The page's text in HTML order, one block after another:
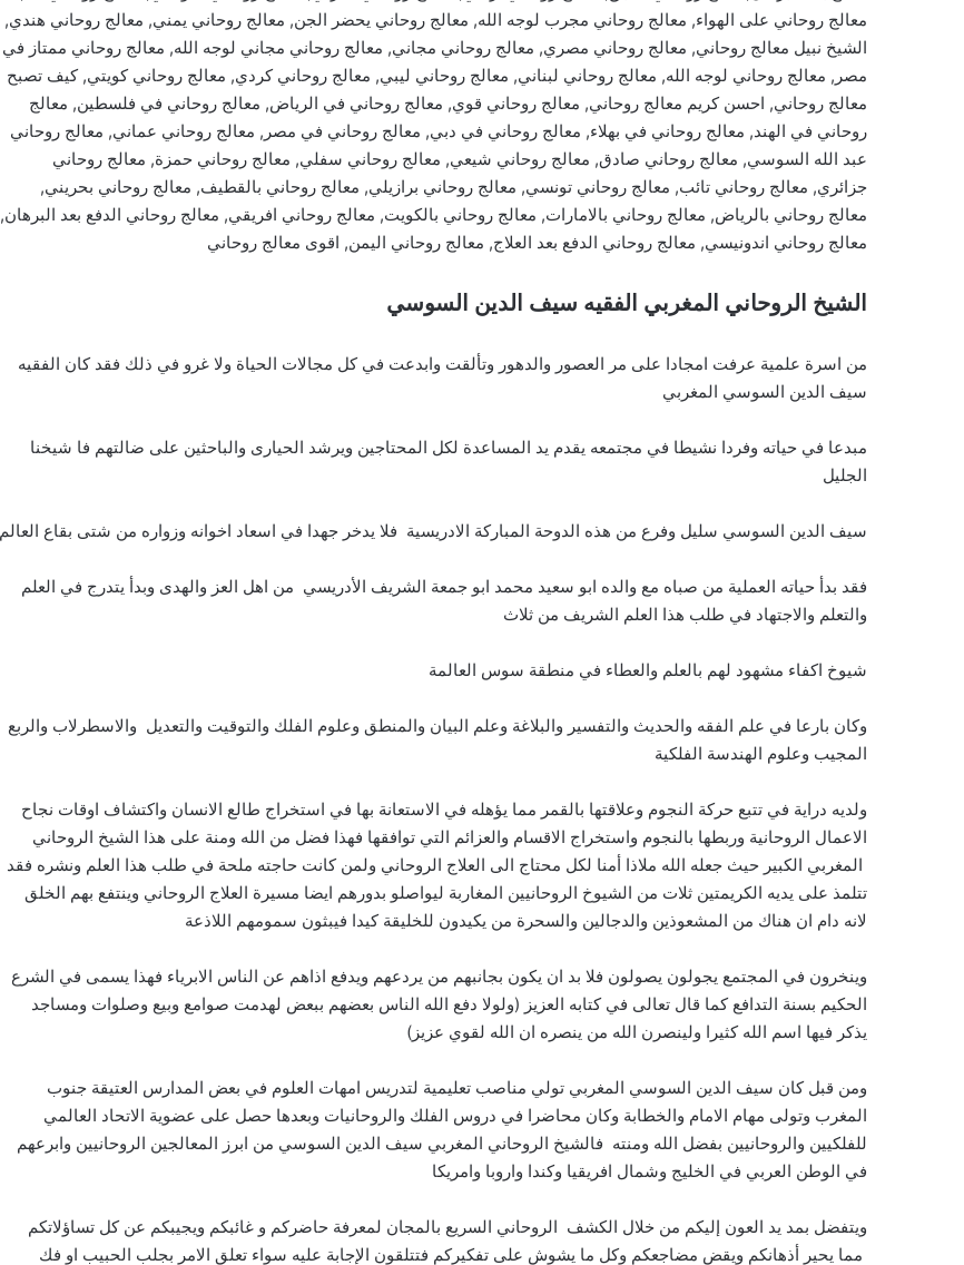
معالج روحاني على الهواء, معالج روحاني مجرب لوجه الله, معالج روحاني يحضر الجن, معالج روحاني يمني, معالج روحاني هندي,
الشيخ نبيل معالج روحاني, معالج روحاني مصري, معالج روحاني مجاني, معالج روحاني مجاني لوجه الله, معالج روحاني ممتاز في
مصر, معالج روحاني لوجه الله, معالج روحاني لبناني, معالج روحاني ليبي, معالج روحاني كردي, معالج روحاني كويتي, كيف تصبح
معالج روحاني, احسن كريم معالج روحاني, معالج روحاني قوي, معالج روحاني في الرياض, معالج روحاني في فلسطين, معالج
روحاني في الهند, معالج روحاني في بهلاء, معالج روحاني في دبي, معالج روحاني في مصر, معالج روحاني عماني, معالج روحاني
عبد الله السوسي, معالج روحاني صادق, معالج روحاني شيعي, معالج روحاني سفلي, معالج روحاني حمزة, معالج روحاني
جزائري, معالج روحاني تائب, معالج روحاني تونسي, معالج روحاني برازيلي, معالج روحاني بالقطيف, معالج روحاني بحريني,
معالج روحاني بالرياض, معالج روحاني بالامارات, معالج روحاني بالكويت, معالج روحاني افريقي, معالج روحاني الدفع بعد البرهان,
معالج روحاني اندونيسي, معالج روحاني الدفع بعد العلاج, معالج روحاني اليمن, اقوى معالج روحاني
الشيخ الروحاني المغربي الفقيه سيف الدين السوسي
من اسرة علمية عرفت امجادا على مر العصور والدهور وتألقت وابدعت في كل مجالات الحياة ولا غرو في ذلك فقد كان الفقيه
سيف الدين السوسي المغربي
مبدعا في حياته وفردا نشيطا في مجتمعه يقدم يد المساعدة لكل المحتاجين ويرشد الحيارى والباحثين على ضالتهم فا شيخنا
الجليل
سيف الدين السوسي سليل وفرع من هذه الدوحة المباركة الادريسية فلا يدخر جهدا في اسعاد اخوانه وزواره من شتى بقاع العالم
فقد بدأ حياته العملية من صباه مع والده ابو سعيد محمد ابو جمعة الشريف الأدريسي من اهل العز والهدى وبدأ يتدرج في العلم
والتعلم والاجتهاد في طلب هذا العلم الشريف من ثلاث
شيوخ اكفاء مشهود لهم بالعلم والعطاء في منطقة سوس العالمة
وكان بارعا في علم الفقه والحديث والتفسير والبلاغة وعلم البيان والمنطق وعلوم الفلك والتوقيت والتعديل والاسطرلاب والربع
المجيب وعلوم الهندسة الفلكية
ولديه دراية في تتبع حركة النجوم وعلاقتها بالقمر مما يؤهله في الاستعانة بها في استخراج طالع الانسان واكتشاف اوقات نجاح
الاعمال الروحانية وربطها بالنجوم واستخراج الاقسام والعزائم التي توافقها فهذا فضل من الله ومنة على هذا الشيخ الروحاني
المغربي الكبير حيث جعله الله ملاذا أمنا لكل محتاج الى العلاج الروحاني ولمن كانت حاجته ملحة في طلب هذا العلم ونشره فقد
تتلمذ على يديه الكريمتين ثلات من الشيوخ الروحانيين المغاربة ليواصلو بدورهم ايضا مسيرة العلاج الروحاني وينتفع بهم الخلق
لانه دام ان هناك من المشعوذين والدجالين والسحرة من يكيدون للخليقة كيدا فيبثون سمومهم اللاذعة
وينخرون في المجتمع يجولون يصولون فلا بد ان يكون بجانبهم من يردعهم ويدفع اذاهم عن الناس الابرياء فهذا يسمى في الشرع
الحكيم بسنة التدافع كما قال تعالى في كتابه العزيز (ولولا دفع الله الناس بعضهم ببعض لهدمت صوامع وبيع وصلوات ومساجد
يذكر فيها اسم الله كثيرا ولينصرن الله من ينصره ان الله لقوي عزيز)
ومن قبل كان سيف الدين السوسي المغربي تولي مناصب تعليمية لتدريس امهات العلوم في بعض المدارس العتيقة جنوب
المغرب وتولى مهام الامام والخطابة وكان محاضرا في دروس الفلك والروحانيات وبعدها حصل على عضوية الاتحاد العالمي
للفلكيين والروحانيين بفضل الله ومنته فالشيخ الروحاني المغربي سيف الدين السوسي من ابرز المعالجين الروحانيين وابرعهم
في الوطن العربي في الخليج وشمال افريقيا وكندا واروبا وامريكا
ويتفضل بمد يد العون إليكم من خلال الكشف الروحاني السريع بالمجان لمعرفة حاضركم و غائبكم ويجيبكم عن كل تساؤلاتكم
مما يحير أذهانكم ويقض مضاجعكم وكل ما يشوش على تفكيركم فتتلقون الإجابة عليه سواء تعلق الامر بجلب الحبيب او فك